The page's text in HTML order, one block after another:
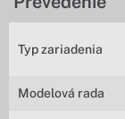
Typ zariadenia
Modelová rada